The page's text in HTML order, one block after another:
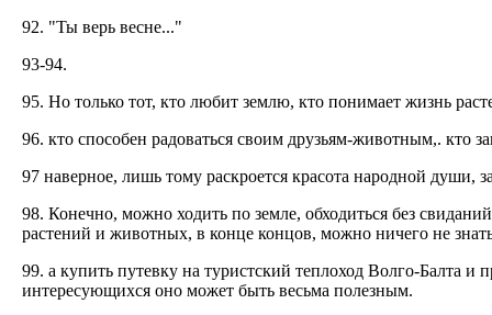
92. "Ты верь весне..."
93-94.
95. Но только тот, кто любит землю, кто понимает жизнь
96. кто способен радоваться своим друзьям-животным,. кто
97 наверное, лишь тому раскроется красота народной души,
98. Конечно, можно ходить по земле, обходиться без
растений и животных, в конце концов, можно ничего не
99. а купить путевку на туристский теплоход Волго-Балта
интересующихся оно может быть весьма полезным.